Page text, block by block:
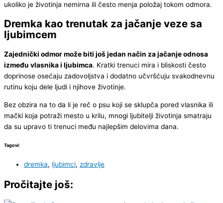
ukoliko je životinja nemirna ili često menja položaj tokom odmora.
Dremka kao trenutak za jačanje veze sa
ljubimcem
Zajednički odmor može biti još jedan način za jačanje odnosa
između vlasnika i ljubimca. Kratki trenuci mira i bliskosti često
doprinose osećaju zadovoljstva i dodatno učvršćuju svakodnevnu
rutinu koju dele ljudi i njihove životinje.
Bez obzira na to da li je reč o psu koji se sklupča pored vlasnika ili
mački koja potraži mesto u krilu, mnogi ljubitelji životinja smatraju
da su upravo ti trenuci među najlepšim delovima dana.
Tagovi:
dremka, ljubimci, zdravlje
Pročitajte još: